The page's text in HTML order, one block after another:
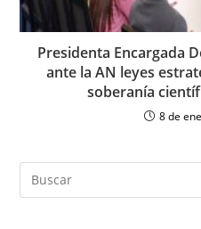
Presidenta Encargada
ante la AN leyes
soberanía
8 de